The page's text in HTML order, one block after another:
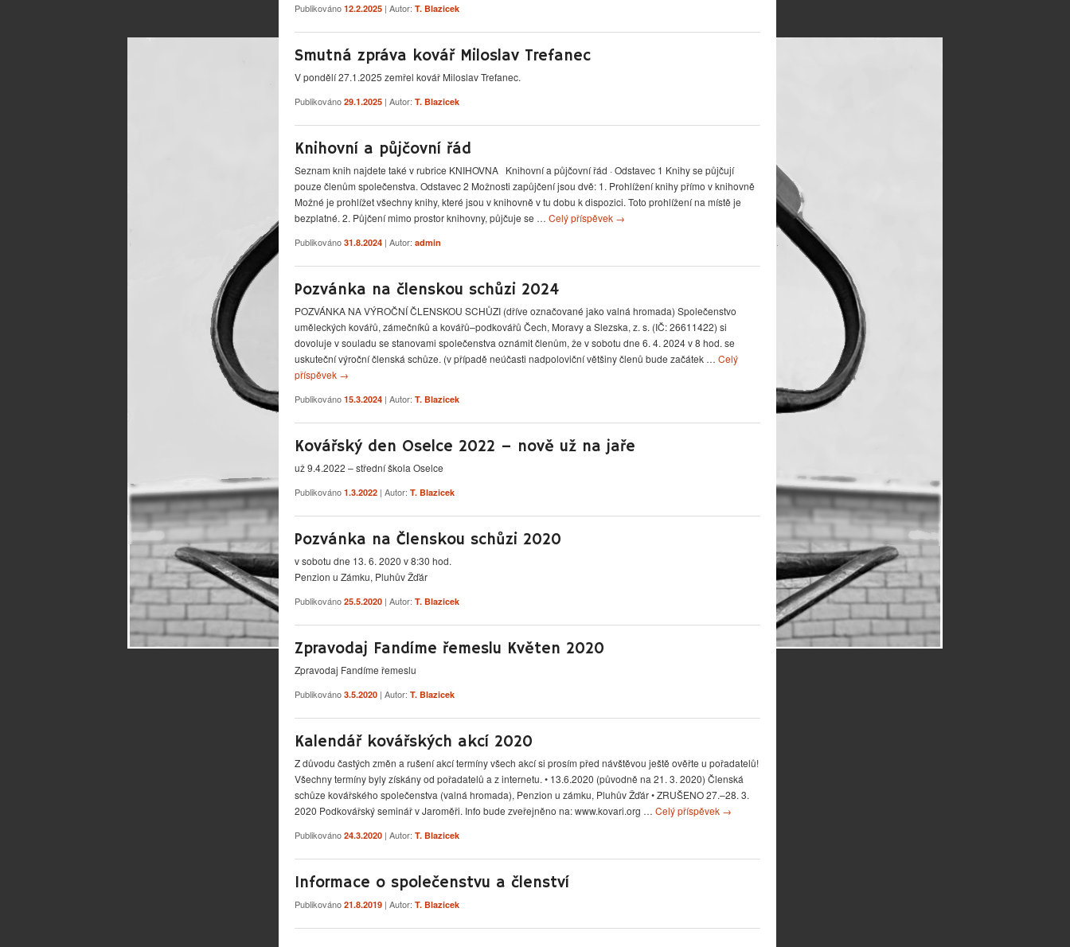
Publikováno12.2.2025 | Autor: T. Blazicek
Smutná zpráva kovář Miloslav Trefanec
V pondělí 27.1.2025 zemřel kovář Miloslav Trefanec.
Publikováno29.1.2025 | Autor: T. Blazicek
Knihovní a půjčovní řád
Seznam knih najdete také v rubrice KNIHOVNA Knihovní a půjčovní řád · Odstavec 1 Knihy se půjčují
pouze členům společenstva. Odstavec 2 Možnosti zapůjčení jsou dvě: 1. Prohlížení knihy přímo v knihovně
Možné je prohlížet všechny knihy, které jsou v knihovně v tu dobu k dispozici. Toto prohlížení na místě je
bezplatné. 2. Půjčení mimo prostor knihovny, půjčuje se …Celý příspěvek →
Publikováno31.8.2024 | Autor: admin
Pozvánka na členskou schůzi 2024
POZVÁNKA NA VÝROČNÍ ČLENSKOU SCHŮZI (dříve označované jako valná hromada) Společenstvo
uměleckých kovářů, zámečníků a kovářů–podkovářů Čech, Moravy a Slezska, z. s. (IČ: 26611422) si
dovoluje v souladu se stanovami společenstva oznámit členům, že v sobotu dne 6. 4. 2024 v 8 hod. se
uskuteční výroční členská schůze. (v případě neúčasti nadpoloviční většiny členů bude začátek …Celý
příspěvek →
Publikováno15.3.2024 | Autor: T. Blazicek
Kovářský den Oselce 2022 – nově už na jaře
už 9.4.2022 – střední škola Oselce
Publikováno1.3.2022 | Autor: T. Blazicek
Pozvánka na Členskou schůzi 2020
v sobotu dne 13. 6. 2020 v 8:30 hod.
Penzion u Zámku, Pluhův Žďár
Publikováno25.5.2020 | Autor: T. Blazicek
Zpravodaj Fandíme řemeslu Květen 2020
Zpravodaj Fandíme řemeslu
Publikováno3.5.2020 | Autor: T. Blazicek
Kalendář kovářských akcí 2020
Z důvodu častých změn a rušení akcí termíny všech akcí si prosím před návštěvou ještě ověřte u pořadatelů!
Všechny termíny byly získány od pořadatelů a z internetu. • 13.6.2020 (původně na 21. 3. 2020) Členská
schůze kovářského společenstva (valná hromada), Penzion u zámku, Pluhův Žďár • ZRUŠENO 27.–28. 3.
2020 Podkovářský seminář v Jaroměři. Info bude zveřejněno na: www.kovari.org …Celý příspěvek →
Publikováno24.3.2020 | Autor: T. Blazicek
Informace o společenstvu a členství
Publikováno21.8.2019 | Autor: T. Blazicek